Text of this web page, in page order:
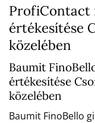
ProfiContact
értékesítése
közelében
Baumit
értékesítése
közelében
Baumit FinoBello